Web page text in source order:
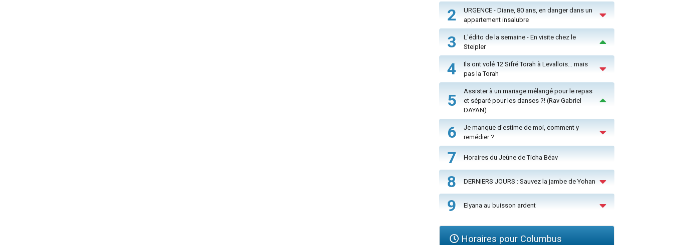
2
URGENCE - Diane, 80 ans, en danger dans un
appartement insalubre
3
L'édito de la semaine - En visite chez le
Steipler
4
Ils ont volé 12 Sifré Torah à Levallois… mais
pas la Torah
5
Assister à un mariage mélangé pour le repas
et séparé pour les danses ?! (Rav Gabriel
DAYAN)
6
Je manque d'estime de moi, comment y
remédier ?
7 Horaires du Jeûne de Ticha Béav
8 DERNIERS JOURS : Sauvez la jambe de Yohan
9 Elyana au buisson ardent
Horaires pour Columbus